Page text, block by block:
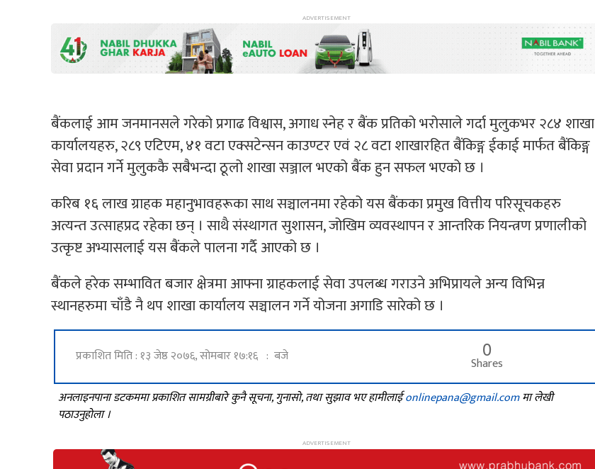
बैंकलाई आम जनमानसले गरेको प्रगाढ विश्वास, अगाध स्नेह र बैंक प्रतिको भरोसाले गर्दा मुलुकभर २८४ शाखा
कार्यालयहरु, २८९ एटिएम, ४१ वटा एक्सटेन्सन काउण्टर एवं २८ वटा शाखारहित बैंकिङ्ग ईकाई मार्फत बैंकिङ्ग
सेवा प्रदान गर्ने मुलुककै सबैभन्दा ठूलो शाखा सञ्जाल भएको बैंक हुन सफल भएको छ ।
करिब १६ लाख ग्राहक महानुभावहरूका साथ सञ्चालनमा रहेको यस बैंकका प्रमुख वित्तीय परिसूचकहरु
अत्यन्त उत्साहप्रद रहेका छन् । साथै संस्थागत सुशासन, जोखिम व्यवस्थापन र आन्तरिक नियन्त्रण प्रणालीको
उत्कृष्ट अभ्यासलाई यस बैंकले पालना गर्दै आएको छ ।
बैंकले हरेक सम्भावित बजार क्षेत्रमा आफ्ना ग्राहकलाई सेवा उपलब्ध गराउने अभिप्रायले अन्य विभिन्न
स्थानहरुमा चाँडै नै थप शाखा कार्यालय सञ्चालन गर्ने योजना अगाडि सारेको छ ।
प्रकाशित मिति : १३ जेष्ठ २०७६, सोमबार १७:१६ : बजे 0
Shares
अनलाइनपाना डटकममा प्रकाशित सामग्रीबारे कुनै सूचना, गुनासो, तथा सुझाव भए हामीलाईonlinepana@gmail.comमा लेखी
पठाउनुहोला ।